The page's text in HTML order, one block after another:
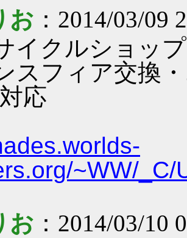
お ：2014/03/09
イクルショッ
スフィア交換
応
~WW/_C/
お ：2014/03/10